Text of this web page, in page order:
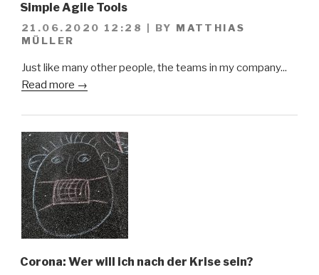
Simple Agile Tools
21.06.2020 12:28 BY MATTHIAS
MÜLLER
Just like many other people, the teams in my company...
Read more →
Corona: Wer will ich nach der Krise sein?